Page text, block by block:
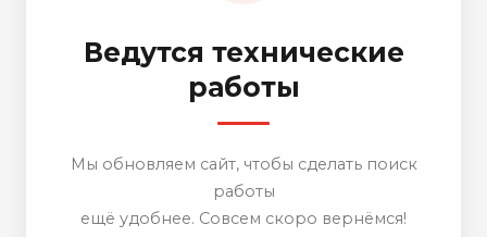
Ведутся технические
работы
Мы обновляем сайт, чтобы сделать поиск
работы
ещё удобнее. Совсем скоро вернёмся!